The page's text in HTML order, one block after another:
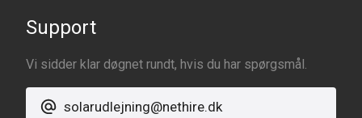
Support
Vi sidder klar døgnet rundt, hvis du har spørgsmål.
solarudlejning@nethire.dk